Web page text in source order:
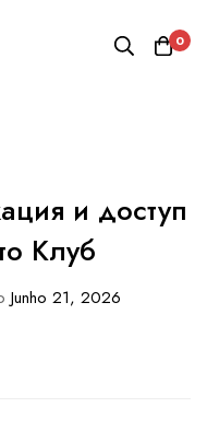
0
и доступ
Клуб
Junho 21, 2026